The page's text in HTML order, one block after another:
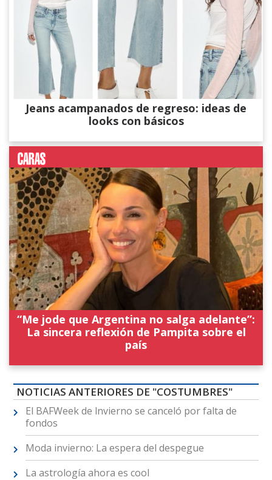
Jeans acampanados de regreso: ideas de
looks con básicos
“Me jode que Argentina no salga adelante”:
La sincera reflexión de Pampita sobre el
país
NOTICIAS ANTERIORES DE "COSTUMBRES"
El BAFWeek de lnvierno se canceló por falta de
fondos
Moda invierno: La espera del despegue
La astrología ahora es cool